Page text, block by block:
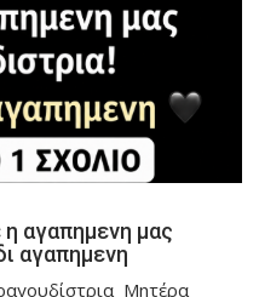
αγαπημενη μας
αγαπημενη
Μητέρα